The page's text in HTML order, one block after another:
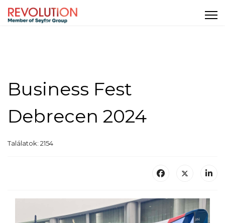
Business Fest
Debrecen 2024
Találatok: 2154